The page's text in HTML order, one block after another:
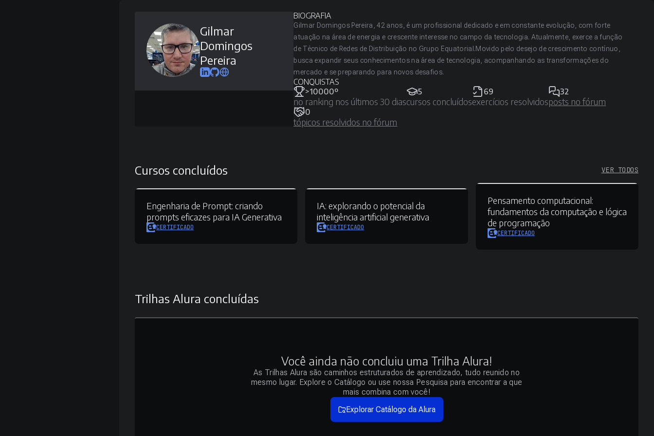
Gilmar
Domingos
Pereira
BIOGRAFIA
Gilmar Domingos Pereira, 42 anos, é um profissional dedicado e em constante evolução, com forte
atuação na área de energia e crescente interesse no campo da tecnologia. Atualmente, exerce a função
de Técnico de Redes de Distribuição no Grupo Equatorial.Movido pelo desejo de crescimento contínuo,
busca expandir seus conhecimentos na área de tecnologia, acompanhando as transformações do
mercado e se preparando para novos desafios.
CONQUISTAS
>10000º
no ranking nos últimos 30 dias
5
cursos concluídos
69
exercícios resolvidos
32
posts no fórum
0
tópicos resolvidos no fórum
Cursos concluídos VER TODOS
Engenharia de Prompt: criando
prompts eficazes para IA Generativa
CERTIFICADO
IA: explorando o potencial da
inteligência artificial generativa
CERTIFICADO
Pensamento computacional:
fundamentos da computação e lógica
de programação
CERTIFICADO
Trilhas Alura concluídas
Você ainda não concluiu uma Trilha Alura!
As Trilhas Alura são caminhos estruturados de aprendizado, tudo reunido no
mesmo lugar. Explore o Catálogo ou use nossa Pesquisa para encontrar a que
mais combina com você!
Explorar Catálogo da Alura